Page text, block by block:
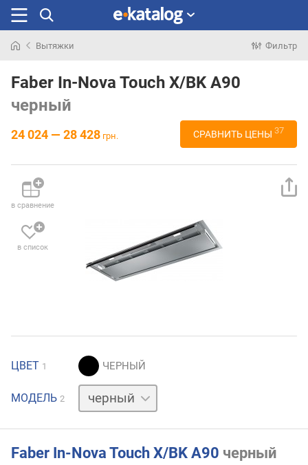
раньше
Вытяжки Фильтр
Faber In-Nova Touch X/BK A90
черный
24 024 — 28 428 грн. СРАВНИТЬ ЦЕНЫ 37
в сравнение
в список
ЦВЕТ 1
МОДЕЛЬ 2
белый
Faber In-Nova Touch X/BK A90 черный